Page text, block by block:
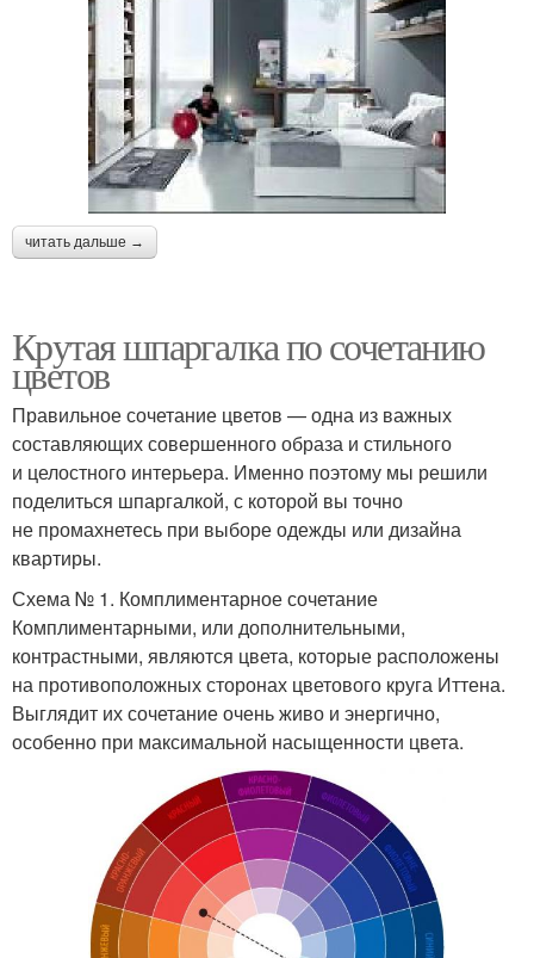
читать дальше →
Крутая шпаргалка по сочетанию
цветов
Правильное сочетание цветов — одна из важных
составляющих совершенного образа и стильного
и целостного интерьера. Именно поэтому мы решили
поделиться шпаргалкой, с которой вы точно
не промахнетесь при выборе одежды или дизайна
квартиры.
Схема № 1. Комплиментарное сочетание
Комплиментарными, или дополнительными,
контрастными, являются цвета, которые расположены
на противоположных сторонах цветового круга Иттена.
Выглядит их сочетание очень живо и энергично,
особенно при максимальной насыщенности цвета.